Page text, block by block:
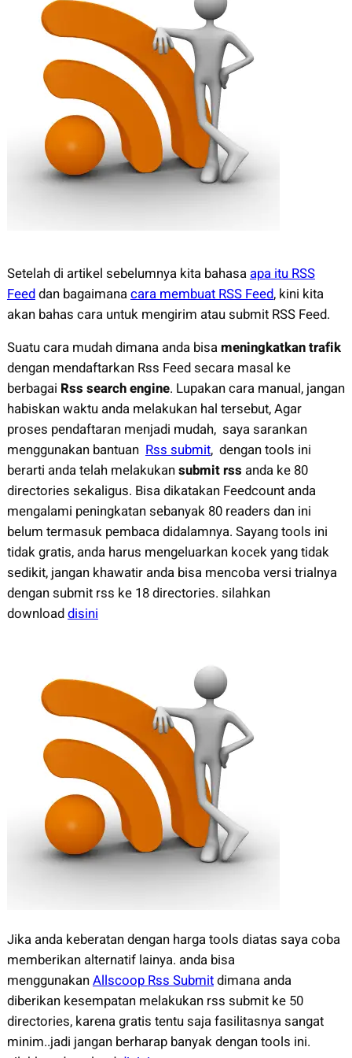
Setelah di artikel sebelumnya kita bahasa apa itu RSS
Feeddan bagaimanacara membuat RSS Feed, kini kita
akan bahas cara untuk mengirim atau submit RSS Feed.
Suatu cara mudah dimana anda bisameningkatkan trafik
dengan mendaftarkan Rss Feed secara masal ke
berbagai Rss search engine. Lupakan cara manual, jangan
habiskan waktu anda melakukan hal tersebut, Agar
proses pendaftaran menjadi mudah, saya sarankan
menggunakan bantuan Rss submit, dengan tools ini
berarti anda telah melakukansubmit rss anda ke 80
directories sekaligus. Bisa dikatakan Feedcount anda
mengalami peningkatan sebanyak 80 readers dan ini
belum termasuk pembaca didalamnya. Sayang tools ini
tidak gratis, anda harus mengeluarkan kocek yang tidak
sedikit, jangan khawatir anda bisa mencoba versi trialnya
dengan submit rss ke 18 directories. silahkan
downloaddisini
Jika anda keberatan dengan harga tools diatas saya coba
memberikan alternatif lainya. anda bisa
menggunakanAllscoop Rss Submitdimana anda
diberikan kesempatan melakukan rss submit ke 50
directories, karena gratis tentu saja fasilitasnya sangat
minim..jadi jangan berharap banyak dengan tools ini.